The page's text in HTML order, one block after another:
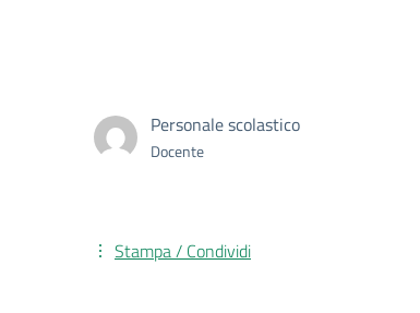
Personale scolastico
Docente
Stampa / Condividi